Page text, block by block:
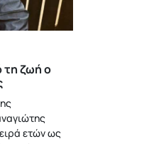
τη ζωή ο
ετών ως